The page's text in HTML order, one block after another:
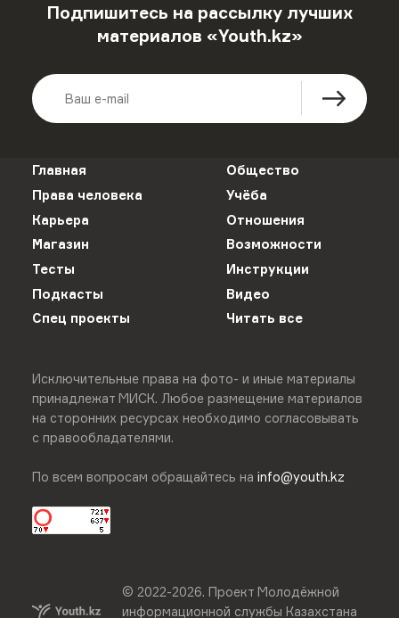
Подпишитесь на рассылку лучших
материалов «Youth.kz»
Главная
Общество
Права человека
Учёба
Карьера
Отношения
Магазин
Возможности
Тесты
Инструкции
Подкасты
Видео
Спец проекты
Читать все
Исключительные права на фото- и иные материалы
принадлежат МИСК. Любое размещение материалов
на сторонних ресурсах необходимо согласовывать
с правообладателями.
По всем вопросам обращайтесь на info@youth.kz
© 2022-2026.Проект Молодёжной
информационной службы Казахстана